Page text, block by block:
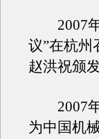
2007年
议”在杭州
赵洪祝颁
2007年
为中国机